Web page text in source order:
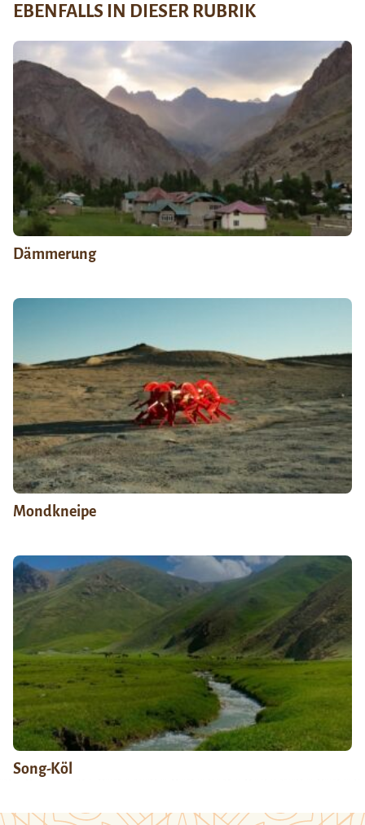
EBENFALLS IN DIESER RUBRIK
Dämmerung
Mondkneipe
Song-Köl